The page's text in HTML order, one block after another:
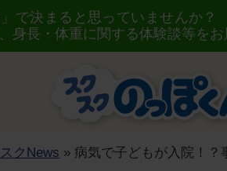
で決まると思っていませんか
身長・体重に関する体験談等を
クNews » 病気で子どもが入院！